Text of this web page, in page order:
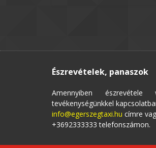
Észrevételek, panaszok
Amennyiben
tevékenységünkkel
info@egerszegtaxi.hu címre
+3692333333 telefonszámon.